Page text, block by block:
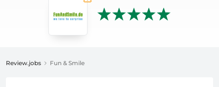
Review.jobs Fun & Smile